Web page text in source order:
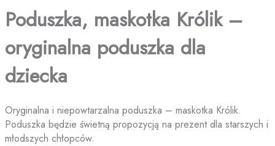
Poduszka, maskotka Królik –
oryginalna poduszka dla
dziecka
Oryginalna i niepowtarzalna poduszka – maskotka Królik.
Poduszka będzie świetną propozycją na prezent dla starszych i
młodszych chłopców.